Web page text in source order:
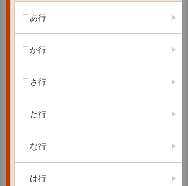
あ行
か行
さ行
た行
な行
は行